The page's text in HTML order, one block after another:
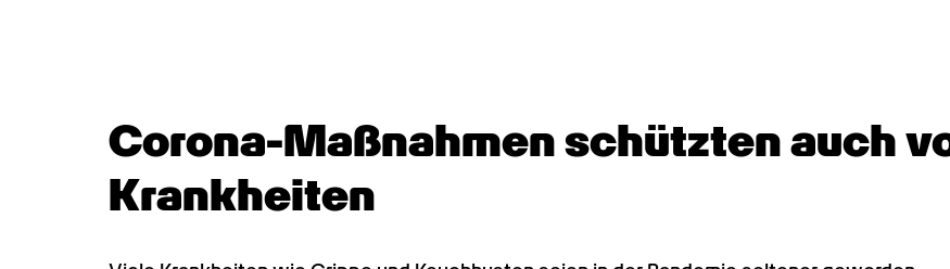
Corona-Maßnahmen schützten auch
Krankheiten